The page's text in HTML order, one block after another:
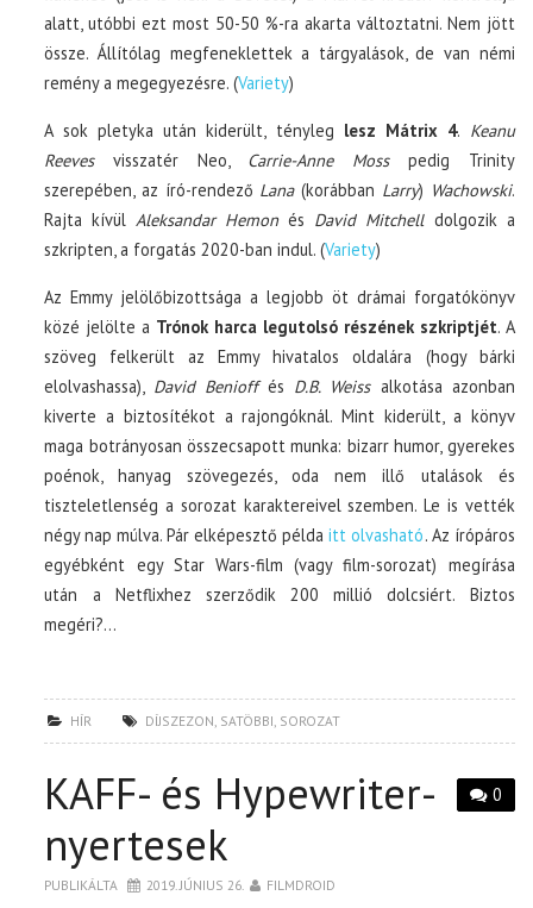
alatt, utóbbi ezt most 50-50 %-ra akarta változtatni. Nem jött
össze. Állítólag megfeneklettek a tárgyalások, de van némi
remény a megegyezésre. (Variety)
A sok pletyka után kiderült, tényleg lesz Mátrix 4. Keanu
Reevesvisszatér Neo, Carrie-Anne Mosspedig Trinity
szerepében, az író-rendező Lana(korábban Larry) Wachowski.
Rajta kívül Aleksandar Hemonés David Mitchelldolgozik a
szkripten, a forgatás 2020-ban indul. (Variety)
Az Emmy jelölőbizottsága a legjobb öt drámai forgatókönyv
közé jelölte a Trónok harca legutolsó részének szkriptjét. A
szöveg felkerült az Emmy hivatalos oldalára (hogy bárki
elolvashassa), David Benioffés D.B. Weissalkotása azonban
kiverte a biztosítékot a rajongóknál. Mint kiderült, a könyv
maga botrányosan összecsapott munka: bizarr humor, gyerekes
poénok, hanyag szövegezés, oda nem illő utalások és
tiszteletlenség a sorozat karaktereivel szemben. Le is vették
négy nap múlva. Pár elképesztő példaitt olvasható. Az írópáros
egyébként egy Star Wars-film (vagy film-sorozat) megírása
után a Netflixhez szerződik 200 millió dolcsiért. Biztos
megéri?…
HÍR DÍJSZEZON SATÖBBI SOROZAT
0
KAFF- és Hypewriter-
nyertesek
PUBLIKÁLTA 2019. JÚNIUS 26. FILMDROID